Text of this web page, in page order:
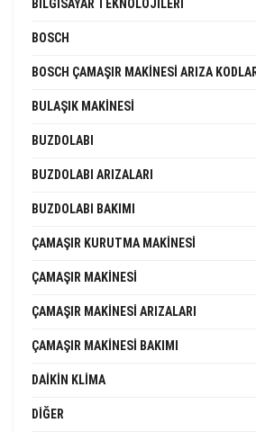
BILGISAYAR TEKNOLOJILERI
BOSCH
BOSCH ÇAMAŞIR MAKINESI ARIZA
BULAŞIK MAKINESI
BUZDOLABI
BUZDOLABI ARIZALARI
BUZDOLABI BAKIMI
ÇAMAŞIR KURUTMA MAKINESI
ÇAMAŞIR MAKINESI
ÇAMAŞIR MAKINESI ARIZALARI
ÇAMAŞIR MAKINESI BAKIMI
DAIKIN KLIMA
DIĞER